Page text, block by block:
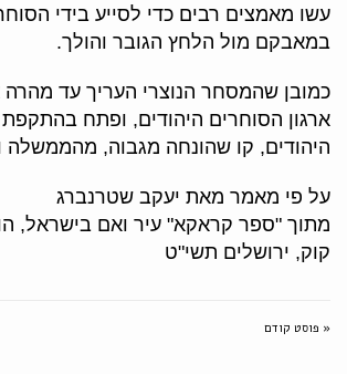
עשו מאמצים רבים כדי לסייע בידי
במאבקם מול הלחץ הגובר והולך.
כמובן שהמסחר הנוצרי העריך עד
ארגון הסוחרים היהודים, ופתח בהתקפת
היהודים, קו שהונחה מגבוה, מהממשלה
על פי מאמר מאת יעקב שטרנברג
מתוך "ספר קראקא" עיר ואם בישראל,
קוק, ירושלים תשי"ט
« פוסט קודם